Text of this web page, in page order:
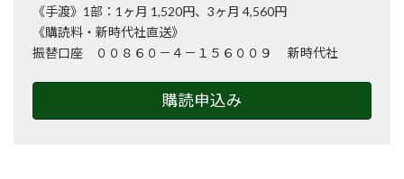
《手渡》1部：1ヶ月 1,520円、3ヶ月 4,560円
《購読料・新時代社直送》
振替口座 ００８６０－４－１５６００９ 新時代社
購読申込み